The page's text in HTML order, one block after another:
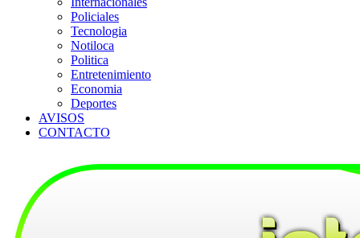
Policiales
Tecnologia
Notiloca
Politica
Entretenimiento
Economia
Deportes
AVISOS
CONTACTO